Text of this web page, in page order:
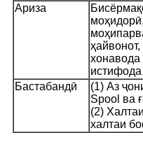
Ариза
Бастабандӣ
(1) Аз
Spool ва
(2)
халтаи